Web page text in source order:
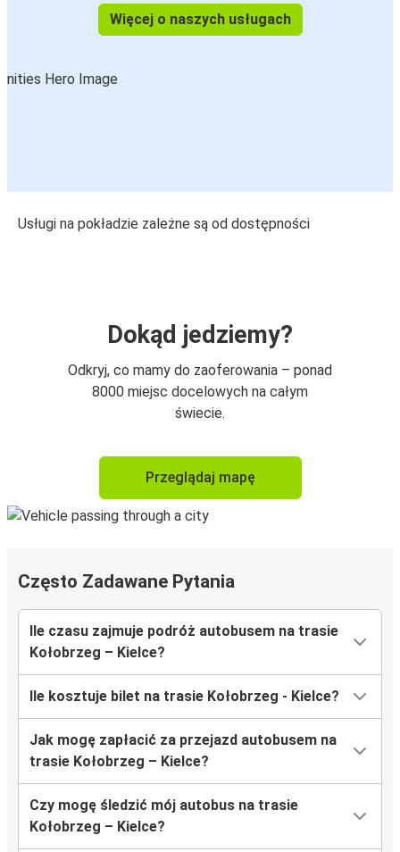
Więcej o naszych usługach
Usługi na pokładzie zależne są od dostępności
Dokąd jedziemy?
Odkryj, co mamy do zaoferowania – ponad
8000 miejsc docelowych na całym
świecie.
Przeglądaj mapę
Często Zadawane Pytania
Ile czasu zajmuje podróż autobusem na trasie
Kołobrzeg – Kielce?
Ile kosztuje bilet na trasie Kołobrzeg - Kielce?
Jak mogę zapłacić za przejazd autobusem na
trasie Kołobrzeg – Kielce?
Czy mogę śledzić mój autobus na trasie
Kołobrzeg – Kielce?